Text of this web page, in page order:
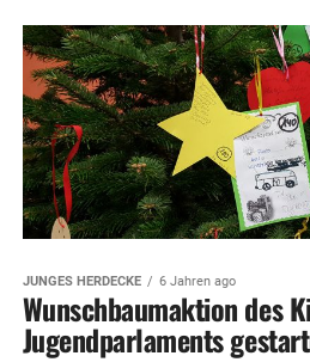
JUNGES HERDECKE 6 Jahren ago
Wunschbaumaktion des
Jugendparlaments